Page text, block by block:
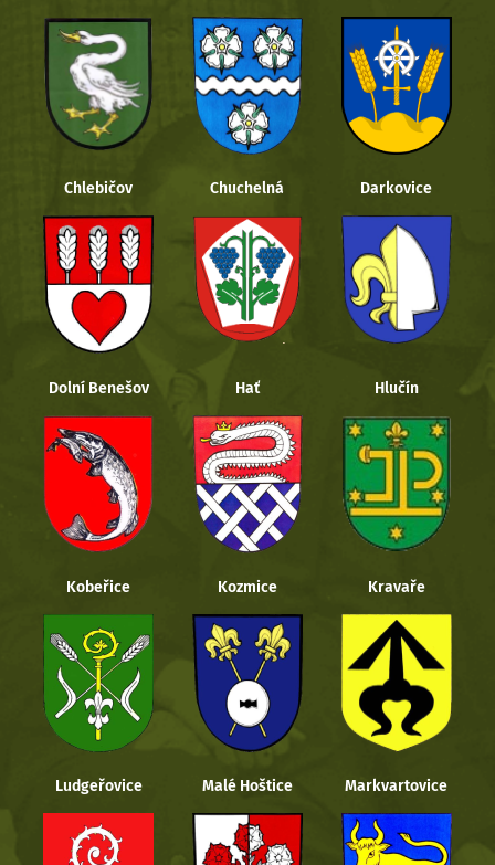
Chlebičov Chuchelná Darkovice
Dolní Benešov Hať Hlučín
Kobeřice Kozmice Kravaře
Ludgeřovice Malé Hoštice Markvartovice